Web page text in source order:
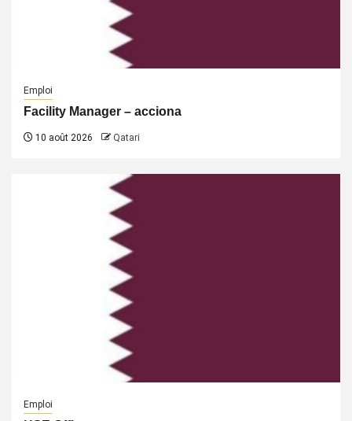
Emploi
Facility Manager – acciona
10 août 2026 Qatari
Emploi